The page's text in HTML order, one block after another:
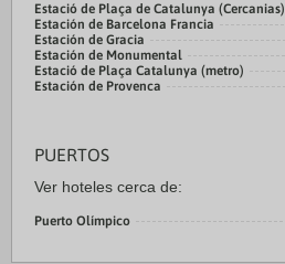
Estació de Plaça de Catalunya (Cercanias)
Estación de Barcelona Francia
Estación de Gracia
Estación de Monumental
Estació de Plaça Catalunya (metro)
Estación de Provenca
PUERTOS
Ver hoteles cerca de:
Puerto Olímpico